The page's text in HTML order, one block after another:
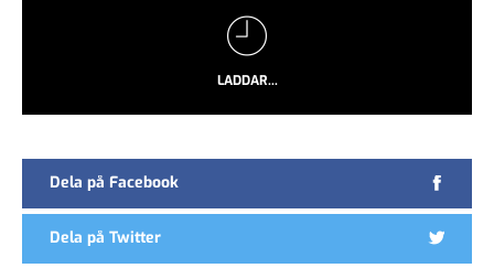
LADDAR...
Dela på Facebook
Dela på Twitter